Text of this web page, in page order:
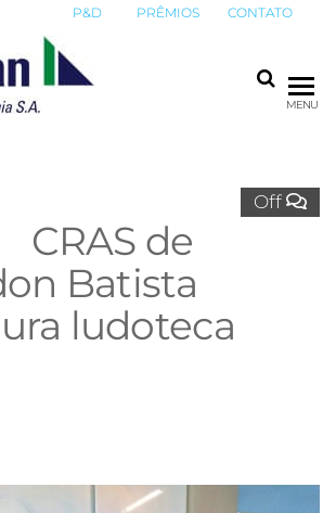
P&D PRÊMIOS CONTATO
MENU
Off
CRAS de
Batista
ludoteca